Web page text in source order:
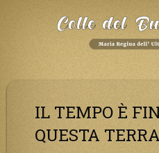
IL TEMPO È
QUESTA